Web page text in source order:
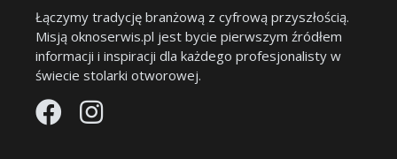
Łączymy tradycję branżową z cyfrową przyszłością.
Misją oknoserwis.pl jest bycie pierwszym źródłem
informacji i inspiracji dla każdego profesjonalisty w
świecie stolarki otworowej.